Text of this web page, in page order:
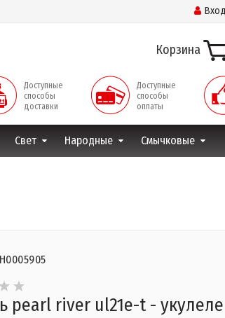
Вход
Корзина
Доступные
способы
доставки
Доступные
способы
оплаты
Свет Народные Смычковые
pearl river ul21e-t -